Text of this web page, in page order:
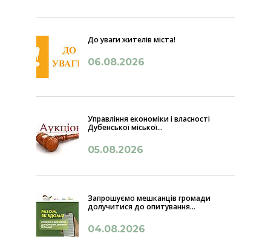
До уваги жителів міста!
06.08.2026
Управління економіки і власності
Дубенської міської...
05.08.2026
Запрошуємо мешканців громади
долучитися до опитування...
04.08.2026